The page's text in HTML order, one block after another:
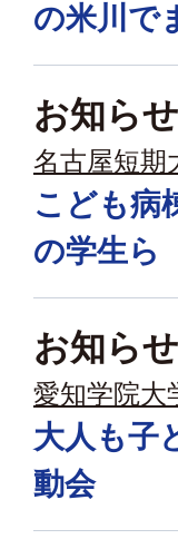
の米川
お知らせ
名古屋短期
こども
の学生ら
お知らせ
愛知学院大
大人も子
動会